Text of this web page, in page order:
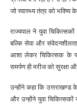
जो स्वास्थ्य तंत्र को भविष्य
राज्यपाल ने युवा
बल्कि सेवा और
आशा लेकर चिकित्सक के
समर्पण ही मरीज को सुरक्षा
उन्होंने कहा कि उत्तराखण्ड
और उन्होंने युवा चिकित्सकों